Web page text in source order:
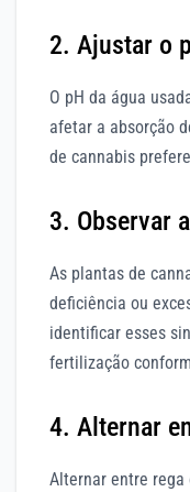
2. Ajustar o
O pH da água
afetar a absorção
de cannabis
3. Observar
As plantas de
deficiência ou
identificar esses
fertilização
4. Alternar
Alternar entre rega